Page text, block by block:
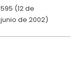
595 (12 de
junio de 2002)